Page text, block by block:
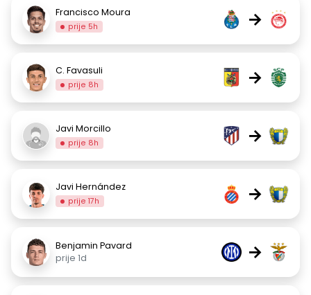
Francisco Moura
prije 5h →
C. Favasuli
prije 8h →
Javi Morcillo
prije 8h →
Javi Hernández
prije 17h →
Benjamin Pavard
prije 1d
→